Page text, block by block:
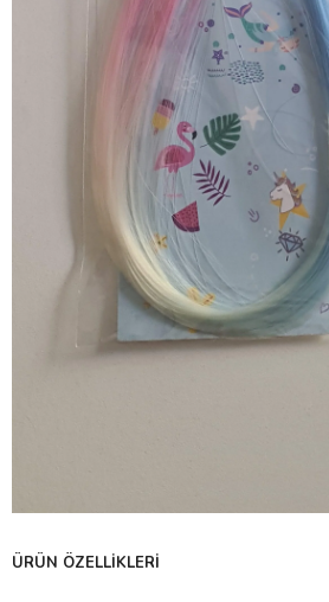
Klipsli Toka - Ponycorn
(HE005)
Tahmini Teslim Süresi:2 Gün İçinde Teslim
Favorilere Ekle
ÜRÜN ÖZELLIKLERI